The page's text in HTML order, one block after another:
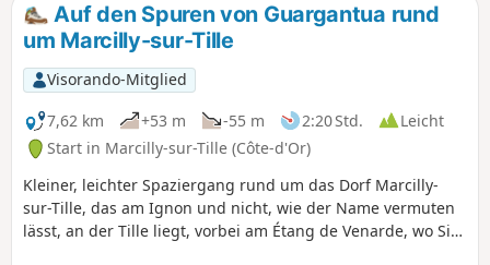
Auf den Spuren von Guargantua rund
um Marcilly-sur-Tille
Visorando-Mitglied
7,62 km
+53 m -55 m 2:20 Std.
Leicht
Start in Marcilly-sur-Tille (Côte-d'Or)
Kleiner, leichter Spaziergang rund um das Dorf Marcilly-
sur-Tille, das am Ignon und nicht, wie der Name vermuten
lässt, an der Tille liegt, vorbei am Étang de Venarde, wo Sie